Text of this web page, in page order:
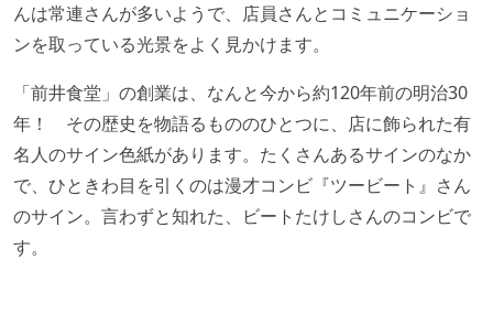
んは常連さんが多いようで、店員さんとコミュニケーショ
ンを取っている光景をよく見かけます。
「前井食堂」の創業は、なんと今から約120年前の明治30
年！ その歴史を物語るもののひとつに、店に飾られた有
名人のサイン色紙があります。たくさんあるサインのなか
で、ひときわ目を引くのは漫才コンビ『ツービート』さん
のサイン。 言わずと知れた、ビートたけしさんのコンビで
す。